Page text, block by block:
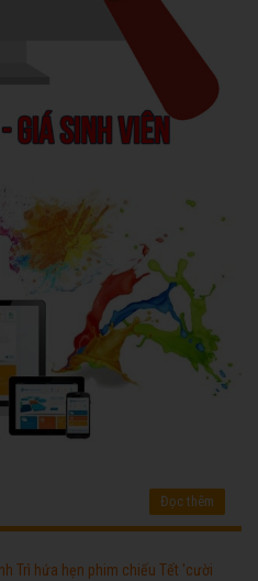
Đọc thêm
Trì hứa hẹn phim chiếu Tết 'cười